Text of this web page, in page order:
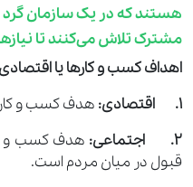
هستند که در یک سازمان
مشترک تلاش می‌کنند تا
اهداف کسب ‌و‌ کارها یا
1. اقتصادی:
هدف کسب ‌و‌
2. اجتماعی:
هدف کسب ‌و‌
قبول در میان مردم است.